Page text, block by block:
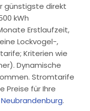
günstigste direkt
kWh
Erstlaufzeit,
Lockvogel-,
Kriterien wie
Dynamische
Stromtarife
Preise für Ihre
.